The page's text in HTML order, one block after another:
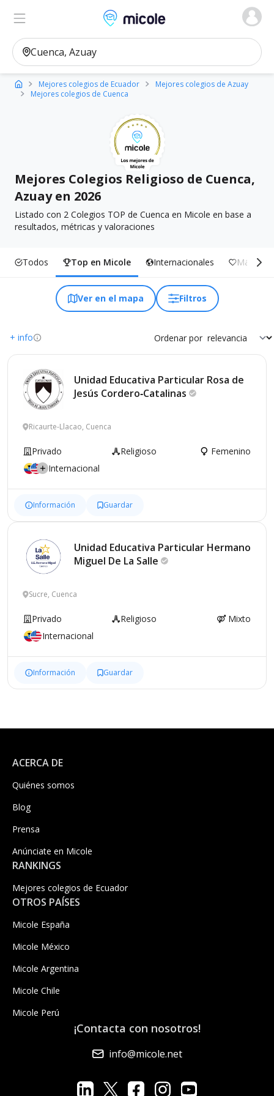
Micole, buscador de colegios
Ver en el mapa
Mejores colegios de Ecuador
Mejores colegios de Azuay
Mejores colegios de Cuenca
Mejores Colegios Religioso de Cuenca,
Azuay en 2026
Listado con 2 Colegios TOP de Cuenca en Micole en base a
resultados, métricas y valoraciones
Todos Top en Micole Internacionales Más
Ver en el mapa Filtros
+ info Ordenar por
Unidad Educativa Particular Rosa de
Jesús Cordero‑Catalinas
Ricaurte-Llacao, Cuenca
Privado Religioso
Femenino
Internacional
Información Guardar
Unidad Educativa Particular Hermano
Miguel De La Salle
Sucre, Cuenca
Privado Religioso
Mixto
Internacional
Información Guardar
ACERCA DE
Quiénes somos
Blog
Prensa
Anúnciate en Micole
RANKINGS
Mejores colegios de Ecuador
OTROS PAÍSES
Micole España
Micole México
Micole Argentina
Micole Chile
Micole Perú
¡Contacta con nosotros!
info@micole.net